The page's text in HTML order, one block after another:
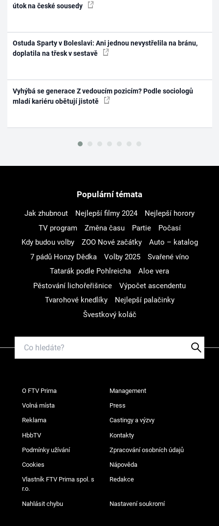
útok na české sousedy
Ostuda Sparty v Boleslavi: Ani jednou nevystřelila na bránu,
doplatila na třesk v sestavě
Vyhýbá se generace Z vedoucím pozicím? Podle sociologů
mladí kariéru obětují jistotě
Populární témata
Jak zhubnout Nejlepší filmy 2024
Nejlepší horory
TV program
Změna času Partie
Počasí
Kdy budou volby
ZOO Nové začátky
Auto – katalog
7 pádů Honzy Dědka
Volby 2025
Svařené víno
Tatarák podle Pohlreicha
Aloe vera
Pěstování lichořeřišnice
Výpočet ascendentu
Tvarohové knedlíky
Nejlepší palačinky
Švestkový koláč
O FTV Prima Management
Volná místa Press
Reklama Castingy a výzvy
HbbTV Kontakty
Podmínky užívání Zpracování osobních údajů
Cookies Nápověda
Vlastník FTV Prima spol. s
r.o.
Redakce
Nahlásit chybu Nastavení soukromí